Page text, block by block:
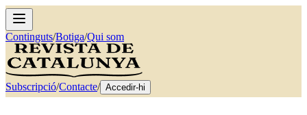
Continguts/Botiga/Qui som
Subscripció/Contacte/ Accedir-hi